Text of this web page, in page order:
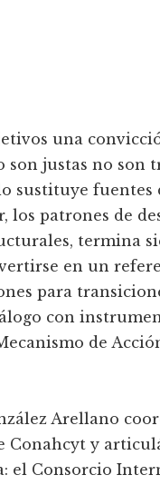
una
son justas no son
sustituye fuentes
los patrones de
termina
en un
para
con
de
Arellano
Conahcyt y
el Consorcio